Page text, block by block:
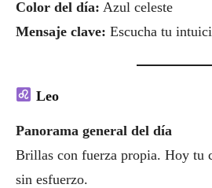
Color del día: Azul celeste
Mensaje clave: Escucha tu
Leo
Panorama general del día
Brillas con fuerza propia. Hoy tu
sin esfuerzo.